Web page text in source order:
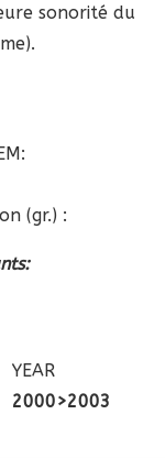
sonorité du
(gr.) :
YEAR
2000>2003